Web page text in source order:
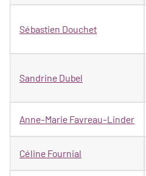
Sébastien Douchet
Sandrine Dubel
Anne-Marie Favreau-Linder
Céline Fournial